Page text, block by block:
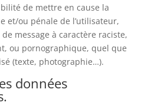
de mettre en cause la
et/ou pénale de l’utilisateur,
message à caractère raciste,
ou pornographique, quel que
(texte, photographie…).
données